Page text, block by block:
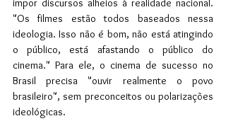
impor discursos alheios à realidade nacional.
"Os filmes estão todos baseados nessa
ideologia. Isso não é bom, não está atingindo
o público, está afastando o público do
cinema." Para ele, o cinema de sucesso no
Brasil precisa "ouvir realmente o povo
brasileiro", sem preconceitos ou polarizações
ideológicas.